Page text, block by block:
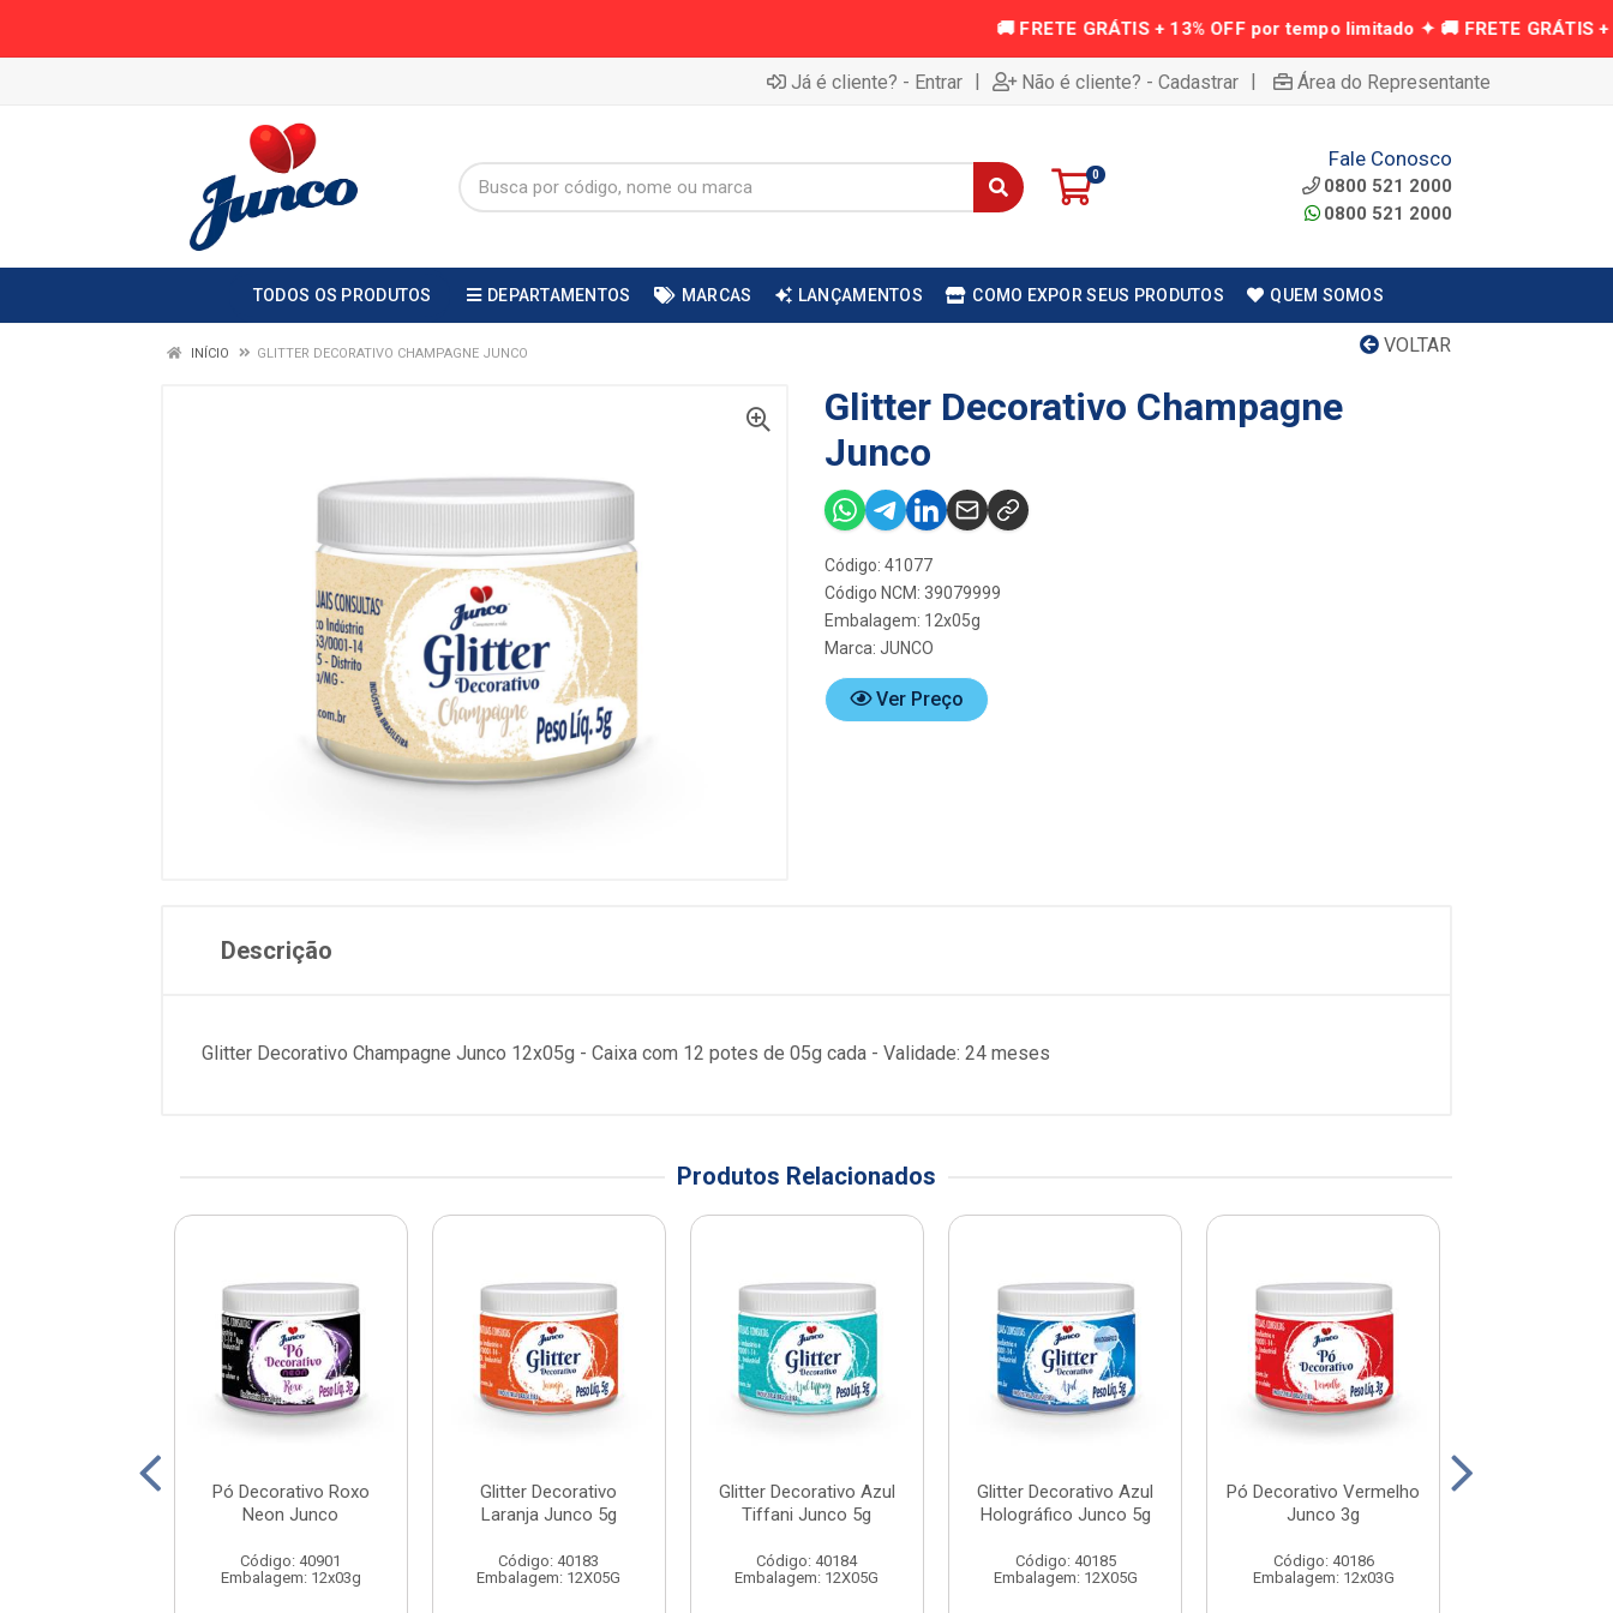
Já é cliente? - Entrar | Não é cliente? - Cadastrar | Área do Representante
0
Fale Conosco
0800 521 2000
0800 521 2000
TODOS OS PRODUTOS DEPARTAMENTOS MARCAS LANÇAMENTOS COMO EXPOR SEUS PRODUTOS QUEM SOMOS
VOLTAR
INÍCIO GLITTER DECORATIVO CHAMPAGNE JUNCO
Glitter Decorativo Champagne
Junco
Código: 41077
Código NCM: 39079999
Embalagem: 12x05g
Marca: JUNCO
Ver Preço
Descrição
Glitter Decorativo Champagne Junco 12x05g - Caixa com 12 potes de 05g cada - Validade: 24 meses
Produtos Relacionados
Pó Decorativo Roxo
Neon Junco
Código: 40901
Embalagem: 12x03g
Glitter Decorativo
Laranja Junco 5g
Código: 40183
Embalagem: 12X05G
Glitter Decorativo Azul
Tiffani Junco 5g
Código: 40184
Embalagem: 12X05G
Glitter Decorativo Azul
Holográfico Junco 5g
Código: 40185
Embalagem: 12X05G
Pó Decorativo Vermelho
Junco 3g
Código: 40186
Embalagem: 12x03G